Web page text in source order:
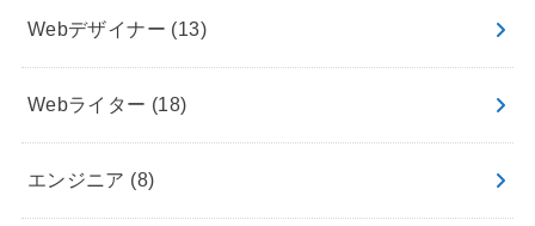
Webデザイナー (13)
Webライター (18)
エンジニア (8)